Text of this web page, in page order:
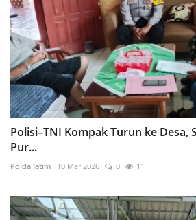
Polisi–TNI Kompak Turun ke Desa,
Pur...
Polda Jatim 10 Mar 2026 0 11